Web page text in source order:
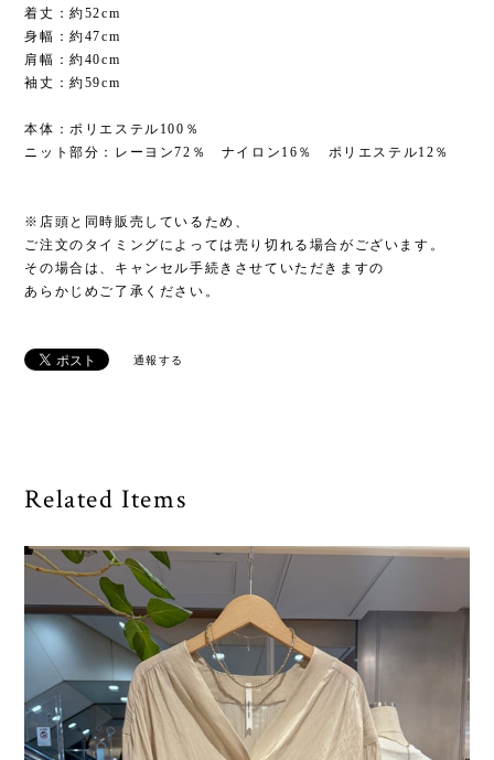
着丈：約52cm
身幅：約47cm
肩幅：約40cm
袖丈：約59cm
本体：ポリエステル100％
ニット部分：レーヨン72％ ナイロン16％ ポリエステル12％
※店頭と同時販売しているため、
ご注文のタイミングによっては売り切れる場合がございます。
その場合は、キャンセル手続きさせていただきますの
あらかじめご了承ください。
通報する
Related Items